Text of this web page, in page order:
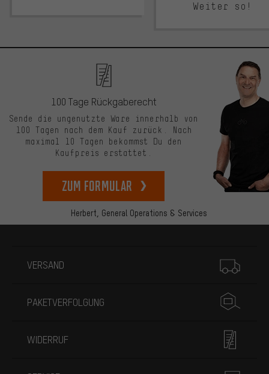
Weiter so!
Herbert, General Operations & Services
100 Tage Rückgaberecht
Sende die ungenutzte Ware innerhalb von
100 Tagen nach dem Kauf zurück. Nach
maximal 10 Tagen bekommst Du den
Kaufpreis erstattet.
zum Formular
VERSAND
PAKETVERFOLGUNG
WIDERRUF